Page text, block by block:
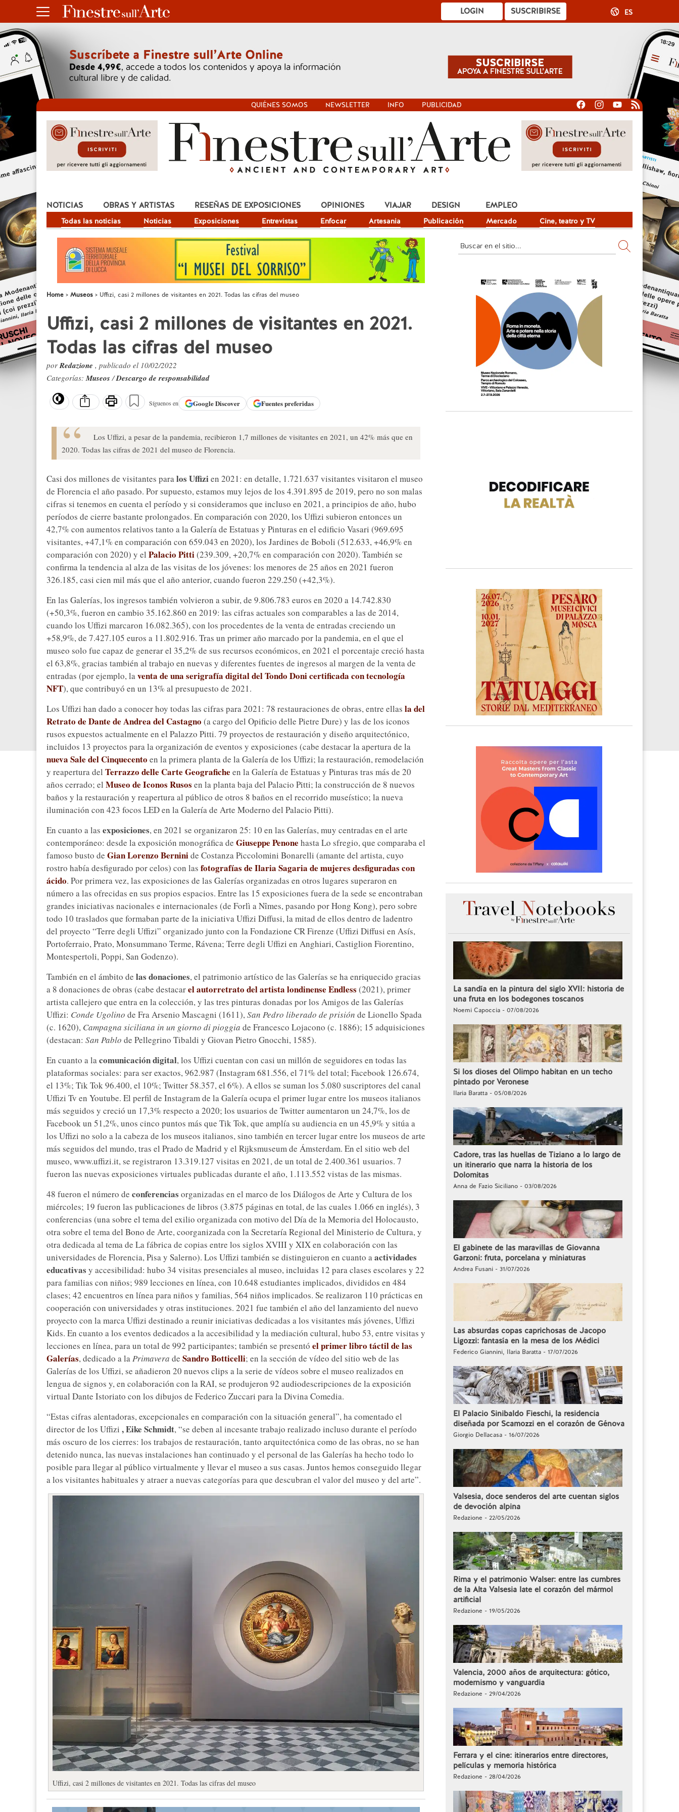
SUSCRIBIRSE
LOGIN ES
QUIÉNES SOMOS NEWSLETTER INFO PUBLICIDAD
NOTICIAS
Todas las noticias Noticias Exposiciones Entrevistas Enfocar Artesania Publicación Mercado Cine, teatro y TV
OBRAS Y ARTISTAS RESEÑAS DE EXPOSICIONES OPINIONES VIAJAR DESIGN EMPLEO
Home Museos Uffizi, casi 2 millones de visitantes en 2021. Todas las cifras del museo
Uffizi, casi 2 millones de visitantes en 2021.
Todas las cifras del museo
porRedazione , publicado el 10/02/2022
Categorías:Museos/Descargo de responsabilidad
Síguenos en GoogleDiscover Fuentes preferidas
Los Uffizi, a pesar de la pandemia, recibieron 1,7 millones de visitantes en 2021, un 42% más que en
2020. Todas las cifras de 2021 del museo de Florencia.
Casi dos millones de visitantes paralos Uffizien 2021: en detalle, 1.721.637 visitantes visitaron el museo
de Florencia el año pasado. Por supuesto, estamos muy lejos de los 4.391.895 de 2019, pero no son malas
cifras si tenemos en cuenta el período y si consideramos que incluso en 2021, a principios de año, hubo
períodos de cierre bastante prolongados. En comparación con 2020, los Uffizi subieron entonces un
42,7% con aumentos relativos tanto a la Galería de Estatuas y Pinturas en el edificio Vasari (969.695
visitantes, +47,1% en comparación con 659.043 en 2020), los Jardines de Boboli (512.633, +46,9% en
comparación con 2020) y el Palacio Pitti(239.309, +20,7% en comparación con 2020). También se
confirma la tendencia al alza de las visitas de los jóvenes: los menores de 25 años en 2021 fueron
326.185, casi cien mil más que el año anterior, cuando fueron 229.250 (+42,3%).
En las Galerías, los ingresos también volvieron a subir, de 9.806.783 euros en 2020 a 14.742.830
(+50,3%, fueron en cambio 35.162.860 en 2019: las cifras actuales son comparables a las de 2014,
cuando los Uffizi marcaron 16.082.365), con los procedentes de la venta de entradas creciendo un
+58,9%, de 7.427.105 euros a 11.802.916. Tras un primer año marcado por la pandemia, en el que el
museo solo fue capaz de generar el 35,2% de sus recursos económicos, en 2021 el porcentaje creció hasta
el 63,8%, gracias también al trabajo en nuevas y diferentes fuentes de ingresos al margen de la venta de
entradas (por ejemplo, laventa de una serigrafía digital del Tondo Doni certificada con tecnología
NFT), que contribuyó en un 13% al presupuesto de 2021.
Los Uffizi han dado a conocer hoy todas las cifras para 2021: 78 restauraciones de obras, entre ellas la del
Retrato de Dante de Andrea del Castagno (a cargo del Opificio delle Pietre Dure) y las de los iconos
rusos expuestos actualmente en el Palazzo Pitti. 79 proyectos de restauración y diseño arquitectónico,
incluidos 13 proyectos para la organización de eventos y exposiciones (cabe destacar la apertura de la
nueva Sale del Cinquecento en la primera planta de la Galería de los Uffizi; la restauración, remodelación
y reapertura del Terrazzo delle Carte Geografiche en la Galería de Estatuas y Pinturas tras más de 20
años cerrado; el Museo de Iconos Rusos en la planta baja del Palacio Pitti; la construcción de 8 nuevos
baños y la restauración y reapertura al público de otros 8 baños en el recorrido museístico; la nueva
iluminación con 423 focos LED en la Galería de Arte Moderno del Palacio Pitti).
En cuanto a las exposiciones, en 2021 se organizaron 25: 10 en las Galerías, muy centradas en el arte
contemporáneo: desde la exposición monográfica de Giuseppe Penone hasta Lo sfregio, que comparaba el
famoso busto de Gian Lorenzo Berninide Costanza Piccolomini Bonarelli (amante del artista, cuyo
rostro había desfigurado por celos) con las fotografías de Ilaria Sagaria de mujeres desfiguradas con
ácido. Por primera vez, las exposiciones de las Galerías organizadas en otros lugares superaron en
número a las ofrecidas en sus propios espacios. Entre las 15 exposiciones fuera de la sede se encontraban
grandes iniciativas nacionales e internacionales (de Forlì a Nîmes, pasando por Hong Kong), pero sobre
todo 10 traslados que formaban parte de la iniciativa Uffizi Diffusi, la mitad de ellos dentro de ladentro
del proyecto “Terre degli Uffizi” organizado junto con la Fondazione CR Firenze (Uffizi Diffusi en Asís,
Portoferraio, Prato, Monsummano Terme, Rávena; Terre degli Uffizi en Anghiari, Castiglion Fiorentino,
Montespertoli, Poppi, San Godenzo).
También en el ámbito de las donaciones, el patrimonio artístico de las Galerías se ha enriquecido gracias
a 8 donaciones de obras (cabe destacarel autorretrato del artista londinense Endless (2021), primer
artista callejero que entra en la colección, y las tres pinturas donadas por los Amigos de las Galerías
Uffizi: Conde Ugolino de Fra Arsenio Mascagni (1611),San Pedro liberado de prisión de Lionello Spada
(c. 1620), Campagna siciliana in un giorno di pioggia de Francesco Lojacono (c. 1886); 15 adquisiciones
(destacan: San Pablo de Pellegrino Tibaldi y Giovan Pietro Gnocchi, 1585).
En cuanto a lacomunicación digital, los Uffizi cuentan con casi un millón de seguidores en todas las
plataformas sociales: para ser exactos, 962.987 (Instagram 681.556, el 71% del total; Facebook 126.674,
el 13%; Tik Tok 96.400, el 10%; Twitter 58.357, el 6%). A ellos se suman los 5.080 suscriptores del canal
Uffizi Tv en Youtube. El perfil de Instagram de la Galería ocupa el primer lugar entre los museos italianos
más seguidos y creció un 17,3% respecto a 2020; los usuarios de Twitter aumentaron un 24,7%, los de
Facebook un 51,2%, unos cinco puntos más que Tik Tok, que amplía su audiencia en un 45,9% y sitúa a
los Uffizi no solo a la cabeza de los museos italianos, sino también en tercer lugar entre los museos de arte
más seguidos del mundo, tras el Prado de Madrid y el Rijksmuseum de Ámsterdam. En el sitio web del
museo, www.uffizi.it, se registraron 13.319.127 visitas en 2021, de un total de 2.400.361 usuarios. 7
fueron las nuevas exposiciones virtuales publicadas durante el año, 1.113.552 vistas de las mismas.
48 fueron el número de conferencias organizadas en el marco de los Diálogos de Arte y Cultura de los
miércoles; 19 fueron las publicaciones de libros (3.875 páginas en total, de las cuales 1.066 en inglés), 3
conferencias (una sobre el tema del exilio organizada con motivo del Día de la Memoria del Holocausto,
otra sobre el tema del Bono de Arte, coorganizada con la Secretaría Regional del Ministerio de Cultura, y
otra dedicada al tema de La fábrica de copias entre los siglos XVIII y XIX en colaboración con las
universidades de Florencia, Pisa y Salerno). Los Uffizi también se distinguieron en cuanto aactividades
educativas y accesibilidad: hubo 34 visitas presenciales al museo, incluidas 12 para clases escolares y 22
para familias con niños; 989 lecciones en línea, con 10.648 estudiantes implicados, divididos en 484
clases; 42 encuentros en línea para niños y familias, 564 niños implicados. Se realizaron 110 prácticas en
cooperación con universidades y otras instituciones. 2021 fue también el año del lanzamiento del nuevo
proyecto con la marca Uffizi destinado a reunir iniciativas dedicadas a los visitantes más jóvenes, Uffizi
Kids. En cuanto a los eventos dedicados a la accesibilidad y la mediación cultural, hubo 53, entre visitas y
lecciones en línea, para un total de 992 participantes; también se presentó el primer libro táctil de las
Galerías, dedicado a laPrimavera de Sandro Botticelli; en la sección de vídeo del sitio web de las
Galerías de los Uffizi, se añadieron 20 nuevos clips a la serie de vídeos sobre el museo realizados en
lengua de signos y, en colaboración con la RAI, se produjeron 92 audiodescripciones de la exposición
virtual Dante Istoriato con los dibujos de Federico Zuccari para la Divina Comedia.
“Estas cifras alentadoras, excepcionales en comparación con la situación general”, ha comentado el
director de los Uffizi , Eike Schmidt, “se deben al incesante trabajo realizado incluso durante el período
más oscuro de los cierres: los trabajos de restauración, tanto arquitectónica como de las obras, no se han
detenido nunca, las nuevas instalaciones han continuado y el personal de las Galerías ha hecho todo lo
posible para llegar al público virtualmente y llevar el museo a sus casas. Juntos hemos conseguido llegar
a los visitantes habituales y atraer a nuevas categorías para que descubran el valor del museo y del arte”.
Uffizi, casi 2 millones de visitantes en 2021. Todas las cifras del museo
La sandía en la pintura del siglo XVII: historia de
una fruta en los bodegones toscanos
Noemi Capoccia - 07/08/2026
Si los dioses del Olimpo habitan en un techo
pintado por Veronese
Ilaria Baratta - 05/08/2026
Cadore, tras las huellas de Tiziano a lo largo de
un itinerario que narra la historia de los
Dolomitas
Anna de Fazio Siciliano - 03/08/2026
El gabinete de las maravillas de Giovanna
Garzoni: fruta, porcelana y miniaturas
Andrea Fusani - 31/07/2026
Las absurdas copas caprichosas de Jacopo
Ligozzi: fantasía en la mesa de los Médici
Federico Giannini, Ilaria Baratta - 17/07/2026
El Palacio Sinibaldo Fieschi, la residencia
diseñada por Scamozzi en el corazón de Génova
Giorgio Dellacasa - 16/07/2026
Valsesia, doce senderos del arte cuentan siglos
de devoción alpina
Redazione - 22/05/2026
Rima y el patrimonio Walser: entre las cumbres
de la Alta Valsesia late el corazón del mármol
artificial
Redazione - 19/05/2026
Valencia, 2000 años de arquitectura: gótico,
modernismo y vanguardia
Redazione - 29/04/2026
Ferrara y el cine: itinerarios entre directores,
películas y memoria histórica
Redazione - 28/04/2026